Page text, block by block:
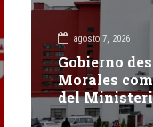
agosto 7, 2026
Gobierno
Morales
del